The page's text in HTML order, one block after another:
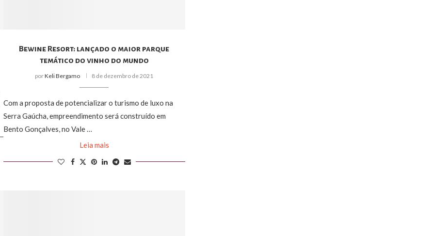
Bewine Resort: lançado o maior parque
temático do vinho do mundo
porKeli Bergamo 8 de dezembro de 2021
Com a proposta de potencializar o turismo de luxo na
Serra Gaúcha, empreendimento será construído em
Bento Gonçalves, no Vale …
Leia mais